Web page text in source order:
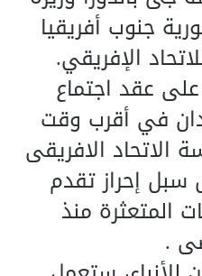
جنوب أفريقيا
الإفريقي.
عقد اجتماع
في أقرب وقت
الاتحاد الافريقى
إحراز تقدم
منذ
.